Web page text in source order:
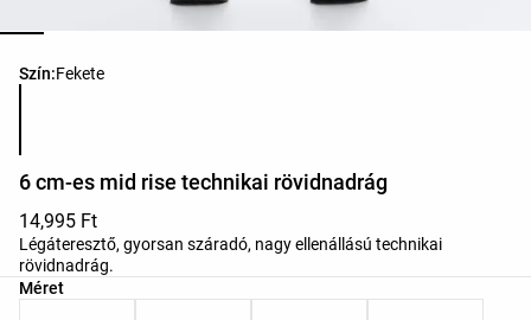
Szín:Fekete
Termékszínek listája
6 cm-es mid rise technikai rövidnadrág
14,995 Ft
Légáteresztő, gyorsan száradó, nagy ellenállású technikai
rövidnadrág.
Méret
Termékméretek listája